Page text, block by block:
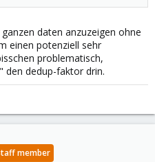
daten anzuzeigen ohne
einen potenziell sehr
problematisch,
den dedup-faktor drin.
member